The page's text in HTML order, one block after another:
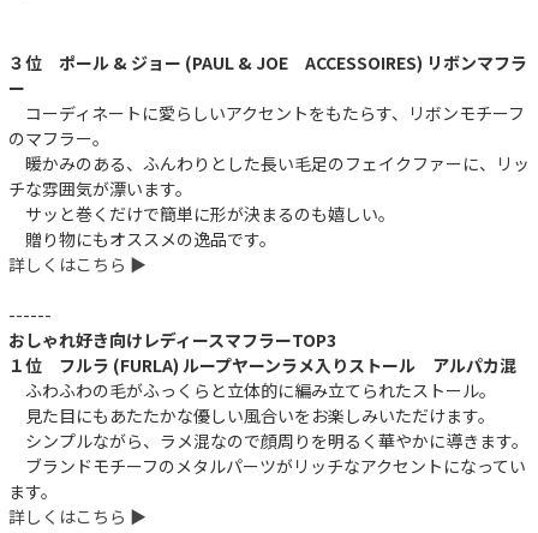
３位 ポール & ジョー (PAUL & JOE ACCESSOIRES) リボンマフラ
ー
コーディネートに愛らしいアクセントをもたらす、リボンモチーフ
のマフラー。
暖かみのある、ふんわりとした長い毛足のフェイクファーに、リッ
チな雰囲気が漂います。
サッと巻くだけで簡単に形が決まるのも嬉しい。
贈り物にもオススメの逸品です。
詳しくはこちら ▶︎
------
おしゃれ好き向けレディースマフラーTOP3
１位 フルラ (FURLA) ループヤーンラメ入りストール アルパカ混
ふわふわの毛がふっくらと立体的に編み立てられたストール。
見た目にもあたたかな優しい風合いをお楽しみいただけます。
シンプルながら、ラメ混なので顔周りを明るく華やかに導きます。
ブランドモチーフのメタルパーツがリッチなアクセントになってい
ます。
詳しくはこちら ▶︎